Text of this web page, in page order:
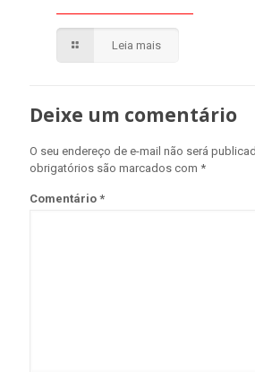
Leia mais
Deixe um comentário
O seu endereço de e-mail não será
obrigatórios são marcados com *
Comentário *